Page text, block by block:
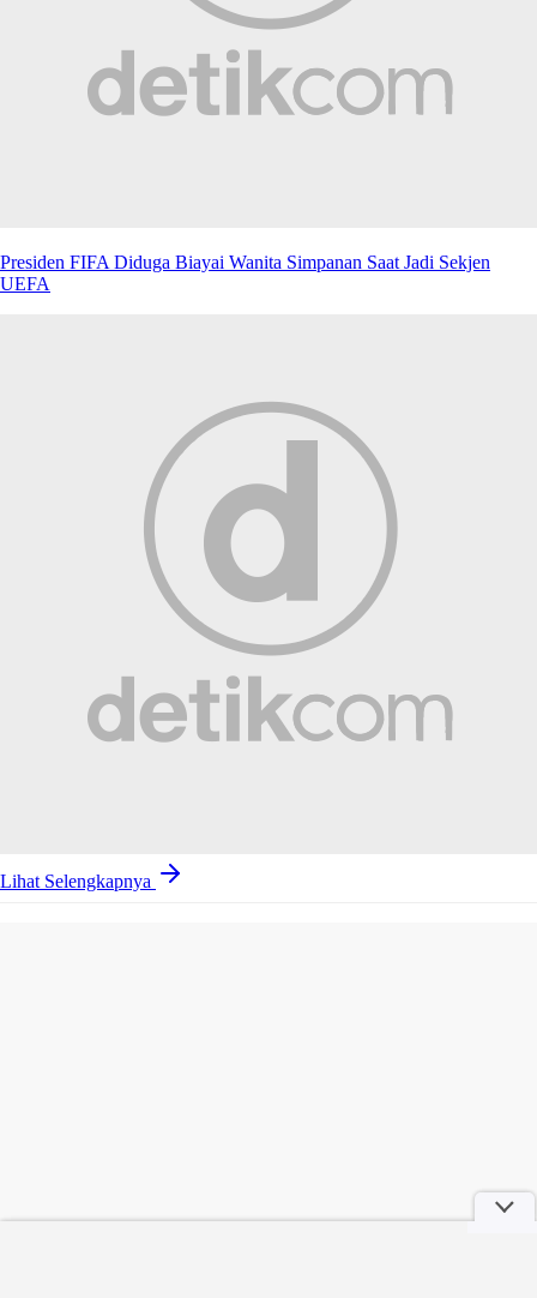
Presiden FIFA Diduga Biayai Wanita Simpanan Saat Jadi Sekjen
UEFA
Lihat Selengkapnya